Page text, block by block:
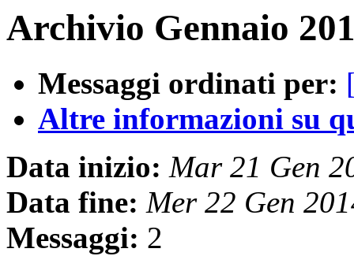
Archivio Gennaio
Messaggi ordinati per:
Altre informazioni su
Data inizio: Mar 21 Gen
Data fine: Mer 22 Gen
Messaggi: 2